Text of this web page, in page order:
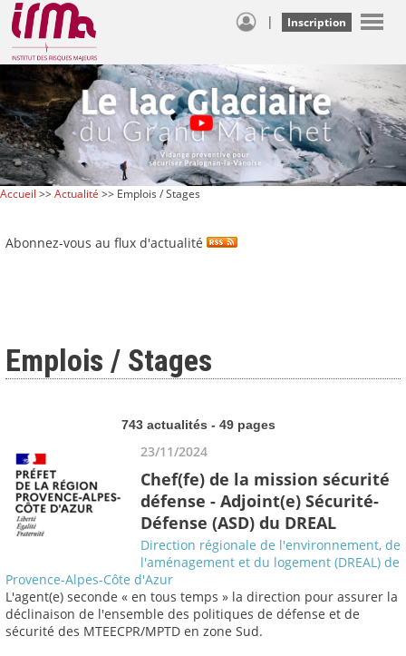
| Inscription
Accueil >>Actualité >> Emplois / Stages
Abonnez-vous au flux d'actualité
Emplois / Stages
743 actualités - 49 pages
23/11/2024
Chef(fe) de la mission sécurité
défense - Adjoint(e) Sécurité-
Défense (ASD) du DREAL
Direction régionale de l'environnement, de
l'aménagement et du logement (DREAL) de
Provence-Alpes-Côte d'Azur
L'agent(e) seconde « en tous temps » la direction pour assurer la
déclinaison de l'ensemble des politiques de défense et de
sécurité des MTEECPR/MPTD en zone Sud.